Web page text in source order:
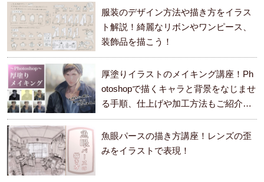
服装のデザイン方法や描き方をイラス
ト解説！綺麗なリボンやワンピース、
装飾品を描こう！
厚塗りイラストのメイキング講座！Ph
otoshopで描くキャラと背景をなじませ
る手順、仕上げや加工方法もご紹介し
ます。
魚眼パースの描き方講座！レンズの歪
みをイラストで表現！